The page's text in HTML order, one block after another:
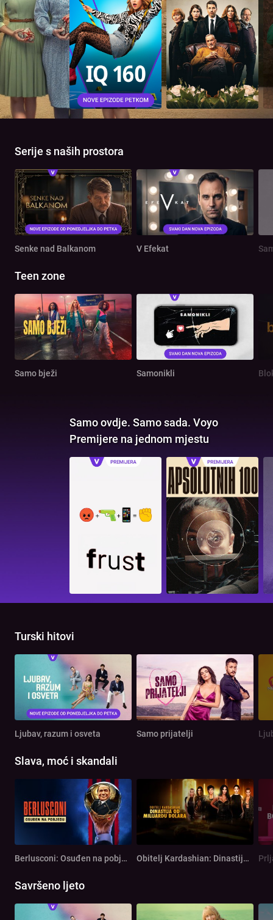
Serije s naših prostora
Senke nad Balkanom V Efekat
Teen zone
Samo bježi Samonikli
Samo ovdje. Samo sada. Voyo
Premijere na jednom mjestu
Turski hitovi
Ljubav, razum i osveta Samo prijatelji
Slava, moć i skandali
Berlusconi: Osuđen na pobjedu Obitelj Kardashian: Dinastija od milijardu dolara
Savršeno ljeto